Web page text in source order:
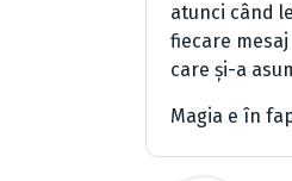
atunci când
fiecare
care și-a
Magia e în